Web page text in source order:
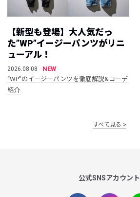
【新型も登場】大人気だっ
た”WP”イージーパンツがリニ
ューアル！
2026.08.08
NEW
“WP”のイージーパンツを徹底解説&コーデ
紹介
すべて見る
公式SNSアカウント